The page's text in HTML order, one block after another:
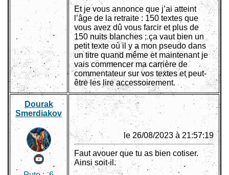
Et je vous annonce que j’ai atteint
l’âge de la retraite : 150 textes que
vous avez dû vous farcir et plus de
150 nuits blanches ; ça vaut bien un
petit texte où il y a mon pseudo dans
un titre quand même et maintenant je
vais commencer ma carrière de
commentateur sur vos textes et peut-
être les lire accessoirement.
Dourak
Smerdiakov
le 26/08/2023 à 21:57:19
Faut avouer que tu as bien cotiser.
Ainsi soit-il.